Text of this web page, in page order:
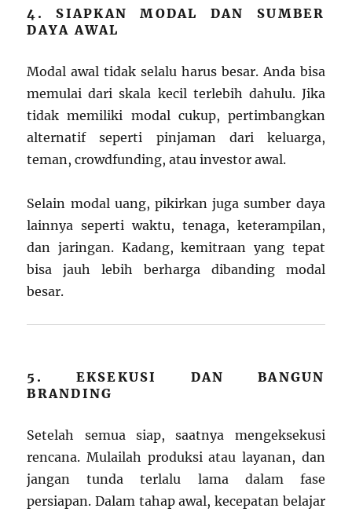
4. SIAPKAN MODAL DAN SUMBER
DAYA AWAL
Modal awal tidak selalu harus besar. Anda bisa
memulai dari skala kecil terlebih dahulu. Jika
tidak memiliki modal cukup, pertimbangkan
alternatif seperti pinjaman dari keluarga,
teman, crowdfunding, atau investor awal.
Selain modal uang, pikirkan juga sumber daya
lainnya seperti waktu, tenaga, keterampilan,
dan jaringan. Kadang, kemitraan yang tepat
bisa jauh lebih berharga dibanding modal
besar.
5. EKSEKUSI DAN BANGUN
BRANDING
Setelah semua siap, saatnya mengeksekusi
rencana. Mulailah produksi atau layanan, dan
jangan tunda terlalu lama dalam fase
persiapan. Dalam tahap awal, kecepatan belajar